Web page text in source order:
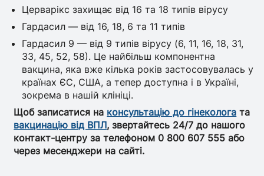
Церварікс захищає від 16 та 18 типів вірусу
Гардасил — від 16, 18, 6 та 11 типів
Гардасил 9 — від 9 типів вірусу (6, 11, 16, 18, 31,
33, 45, 52, 58). Це найбільш компонентна
вакцина, яка вже кілька років застосовувалась у
країнах ЄС, США, а тепер доступна і в Україні,
зокрема в нашій клініці.
Щоб записатися на консультацію до гінеколога та
вакцинацію від ВПЛ, звертайтесь 24/7 до нашого
контакт-центру за телефоном 0 800 607 555 або
через месенджери на сайті.